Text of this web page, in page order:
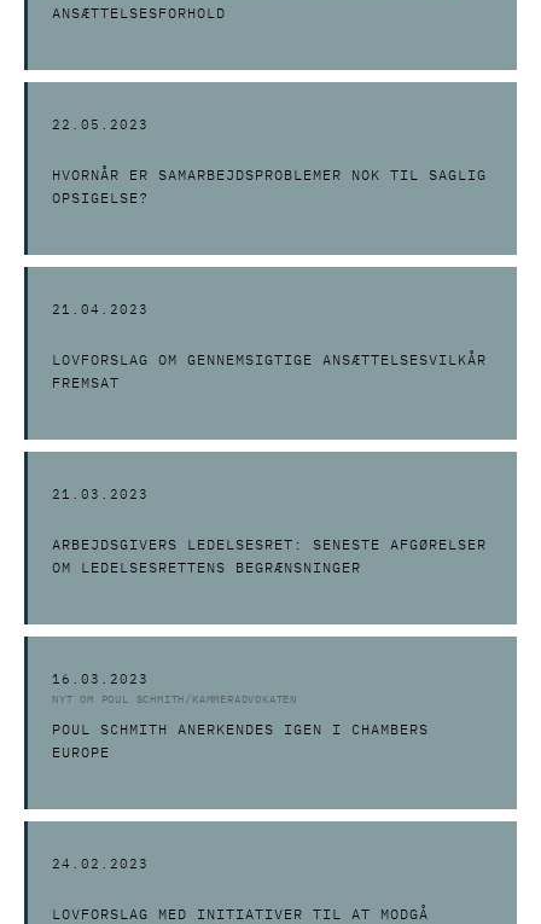
ANSÆTTELSESFORHOLD
22.05.2023
HVORNÅR ER SAMARBEJDSPROBLEMER NOK TIL SAGLIG
OPSIGELSE?
21.04.2023
LOVFORSLAG OM GENNEMSIGTIGE ANSÆTTELSESVILKÅR
FREMSAT
21.03.2023
ARBEJDSGIVERS LEDELSESRET: SENESTE AFGØRELSER
OM LEDELSESRETTENS BEGRÆNSNINGER
16.03.2023
NYT OM POUL SCHMITH/KAMMERADVOKATEN
POUL SCHMITH ANERKENDES IGEN I CHAMBERS
EUROPE
24.02.2023
LOVFORSLAG MED INITIATIVER TIL AT MODGÅ